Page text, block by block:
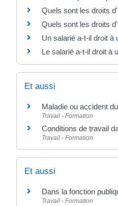
Quels sont les droits
Quels sont les droits
Un salarié a-t-il droit à
Le salarié a-t-il droit à
Et aussi
Maladie ou accident
Travail - Formation
Conditions de travail
Travail - Formation
Et aussi
Dans la fonction
Travail - Formation